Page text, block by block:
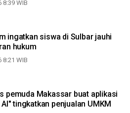
8:39 WIB
ingatkan siswa di Sulbar jauhi
hukum
8:21 WIB
pemuda Makassar buat aplikasi
"Bisachat AI" tingkatkan penjualan UMKM